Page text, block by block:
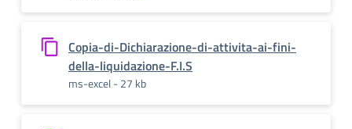
Copia-di-Dichiarazione-di-attivita-ai-fini-
della-liquidazione-F.I.S
ms-excel - 27 kb